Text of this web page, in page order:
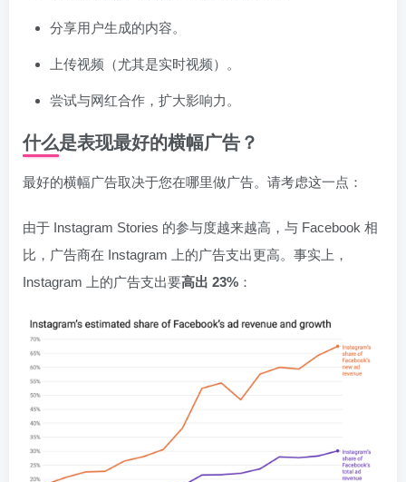
分享用户生成的内容。
上传视频（尤其是实时视频）。
尝试与网红合作，扩大影响力。
什么是表现最好的横幅广告？
最好的横幅广告取决于您在哪里做广告。请考虑这一点：
由于 Instagram Stories 的参与度越来越高，与 Facebook 相
比，广告商在 Instagram 上的广告支出更高。事实上，
Instagram 上的广告支出要高出 23% ：